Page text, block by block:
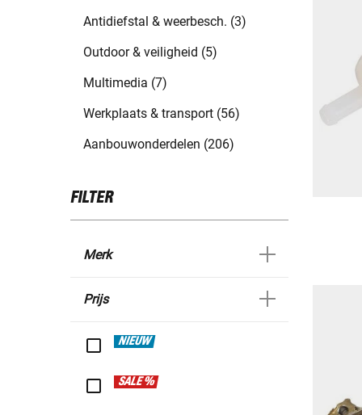
Antidiefstal & weerbesch. (3)
Outdoor & veiligheid (5)
Multimedia (7)
Werkplaats & transport (56)
Aanbouwonderdelen (206)
FILTER
Merk
Prijs
NIEUW
SALE %